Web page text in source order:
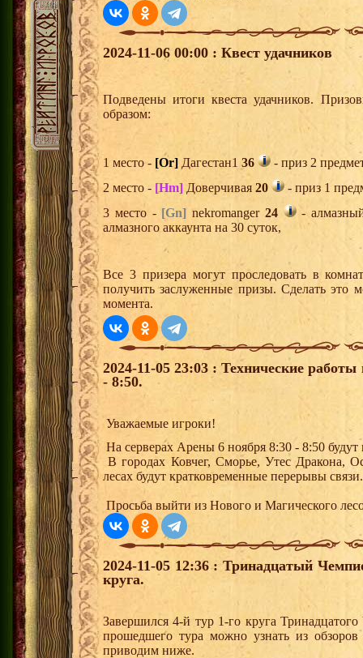
2024-11-06 00:00 : Квест удачников
Подведены итоги квеста удачников.
образом:
1 место - [Or] Дагестан1 36
- приз 2
2 место - [Hm] Доверчивая 20
- приз 1
3 место - [Gn] nekromanger 24
-
алмазного аккаунта на 30 суток,
Все 3 призера могут проследовать в
получить заслуженные призы. Сделать это
момента.
2024-11-05 23:03 : Технические
- 8:50.
Уважаемые игроки!
На серверах Арены 6 ноября 8:30 - 8:50
В городах Ковчег, Сморье, Утес Дракона,
лесах будут кратковременные перерывы
Просьба выйти из Нового и Магического
2024-11-05 12:36 : Тринадцатый
круга.
Завершился 4-й тур 1-го круга
прошедшего тура можно узнать из
приводим ниже.